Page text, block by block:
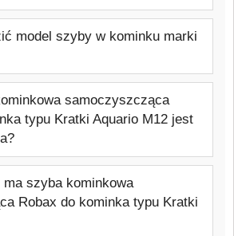
pasować. Oferowany
do kominków
Przed zakupem warto
model urządzenia,
model szyby w kominku marki
sposobem jest
tabliczki znamionowej pieca
technicznej urządzenia.
się z
lub sprzedawcą urządzenia
potrzebnych informacji.
samoczyszcząca
typu Kratki Aquario M12 jest
jest to szyba kominkowa
do danego frontu
Żaroodporna
szyba kominkowa
Robax do kominka typu Kratki